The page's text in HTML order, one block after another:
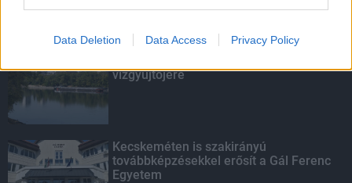
Data Deletion Data Access Privacy Policy
vízgyűjtőjére
Kecskeméten is szakirányú
továbbképzésekkel erősít a Gál Ferenc
Egyetem